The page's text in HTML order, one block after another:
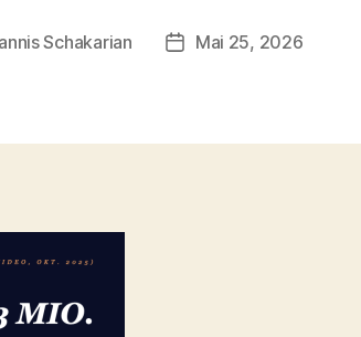
Schakarian Veröffentlichungsdatum
Mai 25, 2026